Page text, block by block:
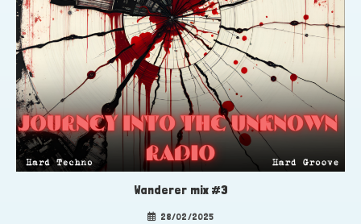
Wanderer mix #3
28/02/2025